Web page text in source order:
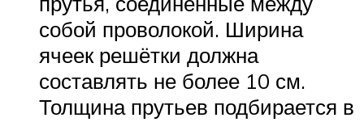
собой проволокой. Ширина
ячеек решётки должна
составлять не более 10 см.
Толщина прутьев подбирается в